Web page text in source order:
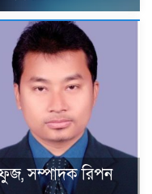
সম্পাদক রিপন